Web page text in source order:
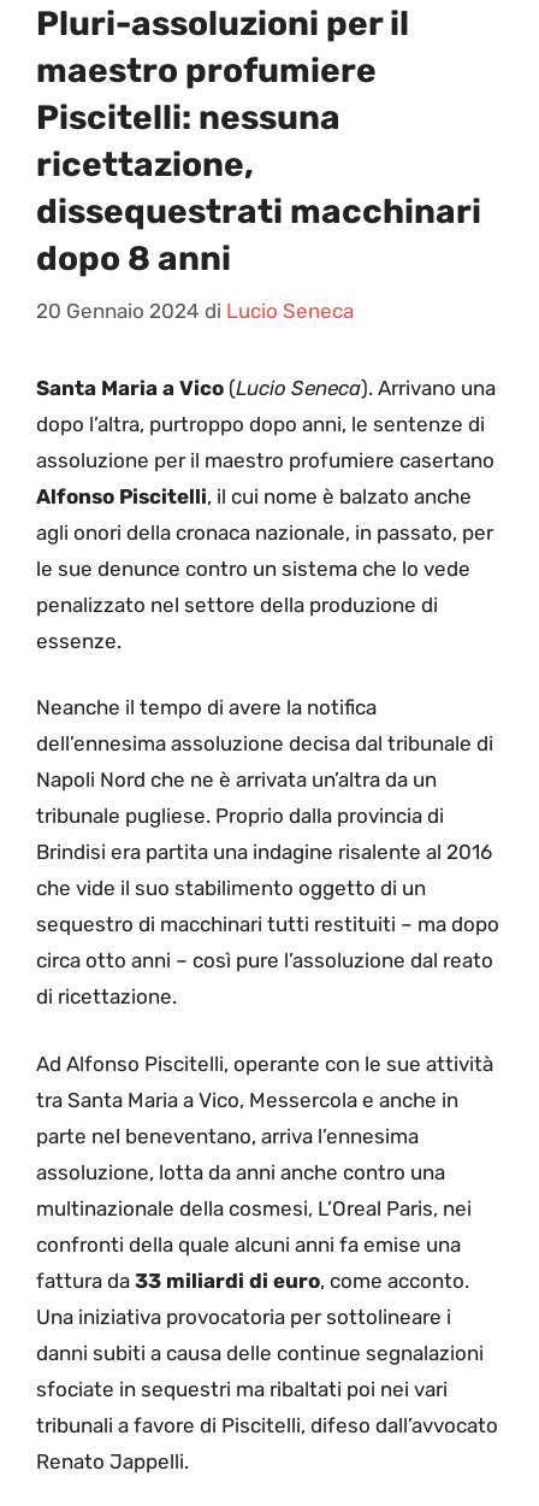
Pluri-assoluzioni per il
maestro profumiere
Piscitelli: nessuna
ricettazione,
dissequestrati macchinari
dopo 8 anni
20 Gennaio 2024 di Lucio Seneca
Santa Maria a Vico (Lucio Seneca). Arrivano una
dopo l’altra, purtroppo dopo anni, le sentenze di
assoluzione per il maestro profumiere casertano
Alfonso Piscitelli, il cui nome è balzato anche
agli onori della cronaca nazionale, in passato, per
le sue denunce contro un sistema che lo vede
penalizzato nel settore della produzione di
essenze.
Neanche il tempo di avere la notifica
dell’ennesima assoluzione decisa dal tribunale di
Napoli Nord che ne è arrivata un’altra da un
tribunale pugliese. Proprio dalla provincia di
Brindisi era partita una indagine risalente al 2016
che vide il suo stabilimento oggetto di un
sequestro di macchinari tutti restituiti – ma dopo
circa otto anni – così pure l’assoluzione dal reato
di ricettazione.
Ad Alfonso Piscitelli, operante con le sue attività
tra Santa Maria a Vico, Messercola e anche in
parte nel beneventano, arriva l’ennesima
assoluzione, lotta da anni anche contro una
multinazionale della cosmesi, L’Oreal Paris, nei
confronti della quale alcuni anni fa emise una
fattura da 33 miliardi di euro, come acconto.
Una iniziativa provocatoria per sottolineare i
danni subiti a causa delle continue segnalazioni
sfociate in sequestri ma ribaltati poi nei vari
tribunali a favore di Piscitelli, difeso dall’avvocato
Renato Jappelli.